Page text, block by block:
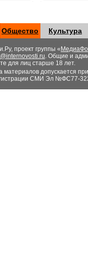
Общество Культура
проект группы «
. Общие и
для лиц старше 18 лет.
материалов допускается
СМИ Эл №ФС77-